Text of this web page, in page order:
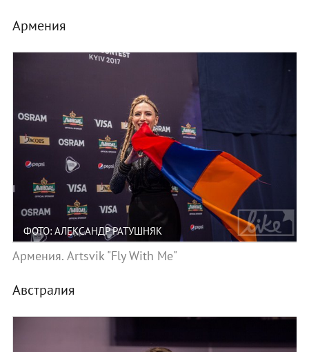
Армения
ФОТО: АЛЕКСАНДР РАТУШНЯК
Армения. Artsvik "Fly With Me"
Австралия